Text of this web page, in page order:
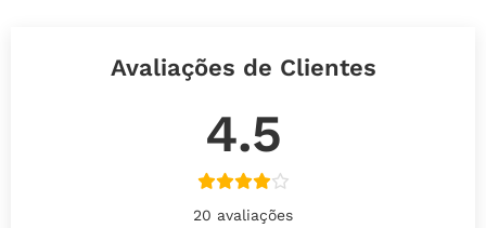
Avaliações de Clientes
4.5
20 avaliações